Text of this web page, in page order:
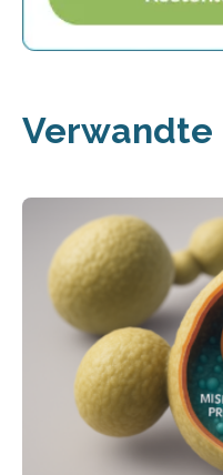
Verwandte